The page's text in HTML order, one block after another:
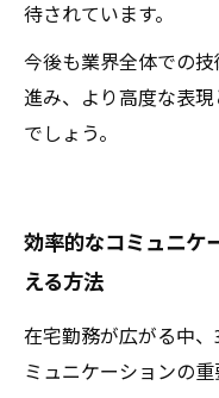
待されています。
今後も業界全体での
進み、より高度な表
でしょう。
効率的なコミュニケ
える方法
在宅勤務が広がる中
ミュニケーションの重